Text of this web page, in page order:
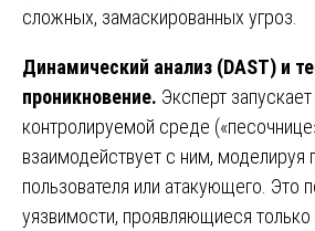
сложных, замаскированных угроз.
Динамический анализ (DAST) и
проникновение. Эксперт запускает
контролируемой среде
взаимодействует с ним, моделируя
пользователя или атакующего. Это
уязвимости, проявляющиеся